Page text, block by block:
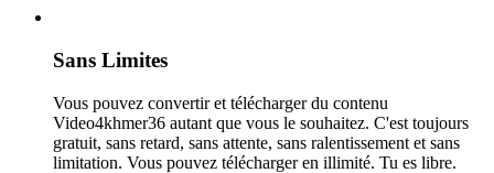
Sans Limites
Vous pouvez convertir et télécharger du contenu
Video4khmer36 autant que vous le souhaitez. C'est toujours
gratuit, sans retard, sans attente, sans ralentissement et sans
limitation. Vous pouvez télécharger en illimité. Tu es libre.